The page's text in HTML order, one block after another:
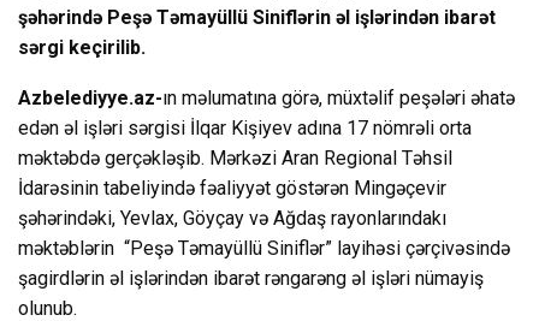
şəhərində Peşə Təmayüllü Siniflərin əl işlərindən ibarət
sərgi keçirilib.
Azbelediyye.az-ın məlumatına görə, müxtəlif peşələri əhatə
edən əl işləri sərgisi İlqar Kişiyev adına 17 nömrəli orta
məktəbdə gerçəkləşib. Mərkəzi Aran Regional Təhsil
İdarəsinin tabeliyində fəaliyyət göstərən Mingəçevir
şəhərindəki, Yevlax, Göyçay və Ağdaş rayonlarındakı
məktəblərin “Peşə Təmayüllü Siniflər” layihəsi çərçivəsində
şagirdlərin əl işlərindən ibarət rəngarəng əl işləri nümayiş
olunub.